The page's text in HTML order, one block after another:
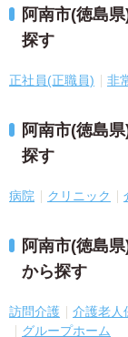
阿南市(徳島
探す
正社員(正職員) 非
阿南市(徳島
探す
病院 クリニック
阿南市(徳島
から探す
訪問介護 介護老人
グループホーム